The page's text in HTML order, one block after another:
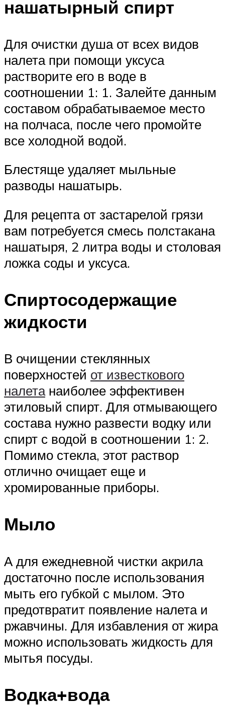
нашатырный спирт
Для очистки душа от всех видов
налета при помощи уксуса
растворите его в воде в
соотношении 1: 1. Залейте данным
составом обрабатываемое место
на полчаса, после чего промойте
все холодной водой.
Блестяще удаляет мыльные
разводы нашатырь.
Для рецепта от застарелой грязи
вам потребуется смесь полстакана
нашатыря, 2 литра воды и столовая
ложка соды и уксуса.
Спиртосодержащие
жидкости
В очищении стеклянных
поверхностей от известкового
налетанаиболее эффективен
этиловый спирт. Для отмывающего
состава нужно развести водку или
спирт с водой в соотношении 1: 2.
Помимо стекла, этот раствор
отлично очищает еще и
хромированные приборы.
Мыло
А для ежедневной чистки акрила
достаточно после использования
мыть его губкой с мылом. Это
предотвратит появление налета и
ржавчины. Для избавления от жира
можно использовать жидкость для
мытья посуды.
Водка+вода